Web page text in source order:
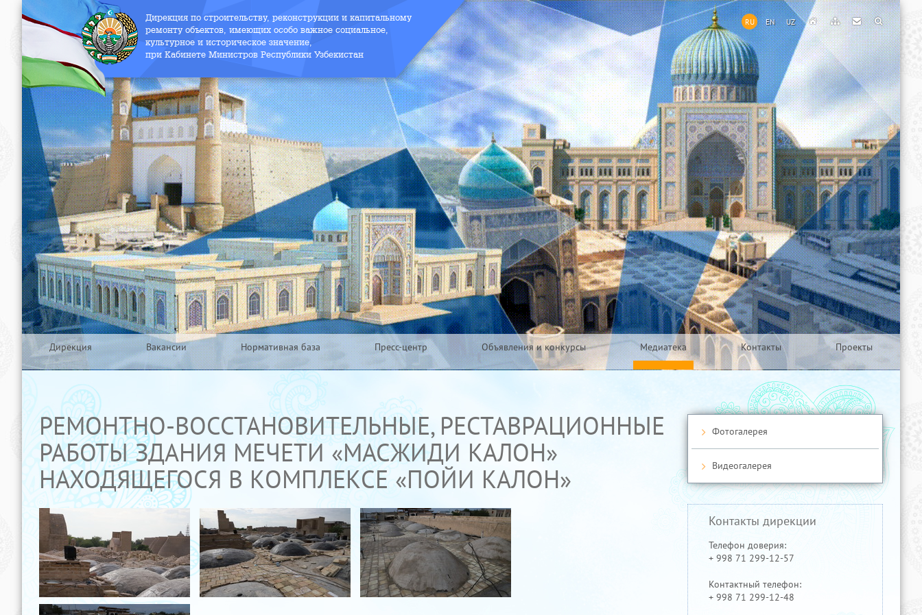
RU EN UZ
Дирекция по строительству, реконструкции и капитальному
ремонту объектов, имеющих особо важное социальное,
культурное и историческое значение,
при Кабинете Министров Республики Узбекистан
Дирекция Вакансии Нормативная база Пресс-центр Объявления и конкурсы Медиатека Контакты Проекты
РЕМОНТНО-ВОССТАНОВИТЕЛЬНЫЕ, РЕСТАВРАЦИОННЫЕ
РАБОТЫ ЗДАНИЯ МЕЧЕТИ «МАСЖИДИ КАЛОН»
НАХОДЯЩЕГОСЯ В КОМПЛЕКСЕ «ПОЙИ КАЛОН»
Фотогалерея
Видеогалерея
Контакты дирекции
Телефон доверия:
+ 998 71 299-12-57
Контактный телефон:
+ 998 71 299-12-48